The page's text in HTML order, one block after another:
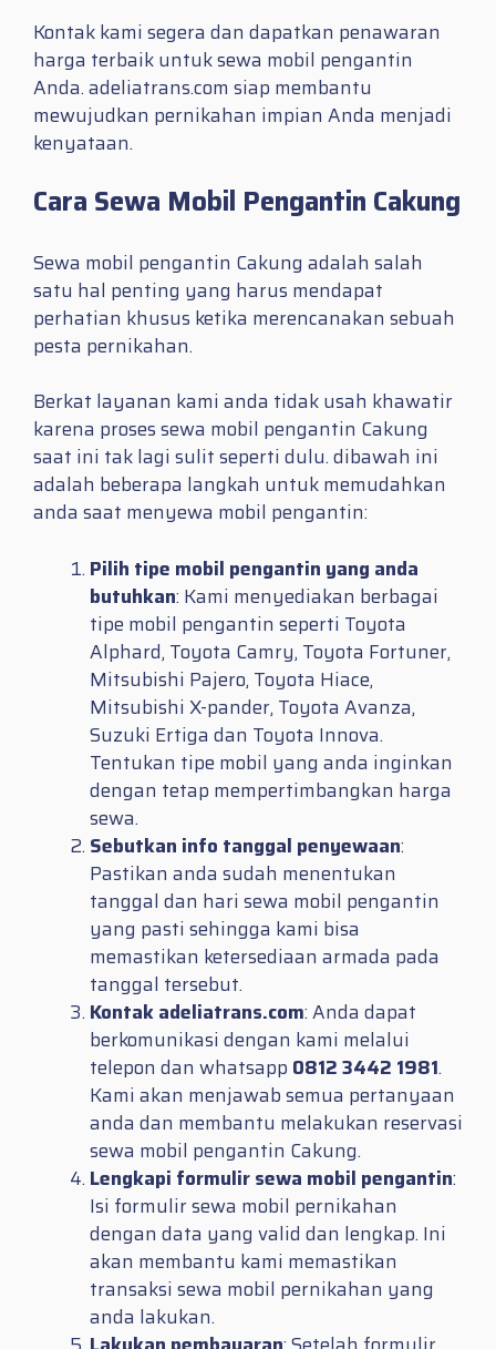
Kontak kami segera dan dapatkan penawaran
harga terbaik untuk sewa mobil pengantin
Anda. adeliatrans.com siap membantu
mewujudkan pernikahan impian Anda menjadi
kenyataan.
Cara Sewa Mobil Pengantin Cakung
Sewa mobil pengantin Cakung adalah salah
satu hal penting yang harus mendapat
perhatian khusus ketika merencanakan sebuah
pesta pernikahan.
Berkat layanan kami anda tidak usah khawatir
karena proses sewa mobil pengantin Cakung
saat ini tak lagi sulit seperti dulu. dibawah ini
adalah beberapa langkah untuk memudahkan
anda saat menyewa mobil pengantin:
Pilih tipe mobil pengantin yang anda
butuhkan: Kami menyediakan berbagai
tipe mobil pengantin seperti Toyota
Alphard, Toyota Camry, Toyota Fortuner,
Mitsubishi Pajero, Toyota Hiace,
Mitsubishi X-pander, Toyota Avanza,
Suzuki Ertiga dan Toyota Innova.
Tentukan tipe mobil yang anda inginkan
dengan tetap mempertimbangkan harga
sewa.
Sebutkan info tanggal penyewaan:
Pastikan anda sudah menentukan
tanggal dan hari sewa mobil pengantin
yang pasti sehingga kami bisa
memastikan ketersediaan armada pada
tanggal tersebut.
Kontak adeliatrans.com: Anda dapat
berkomunikasi dengan kami melalui
telepon dan whatsapp 0812 3442 1981.
Kami akan menjawab semua pertanyaan
anda dan membantu melakukan reservasi
sewa mobil pengantin Cakung.
Lengkapi formulir sewa mobil pengantin:
Isi formulir sewa mobil pernikahan
dengan data yang valid dan lengkap. Ini
akan membantu kami memastikan
transaksi sewa mobil pernikahan yang
anda lakukan.